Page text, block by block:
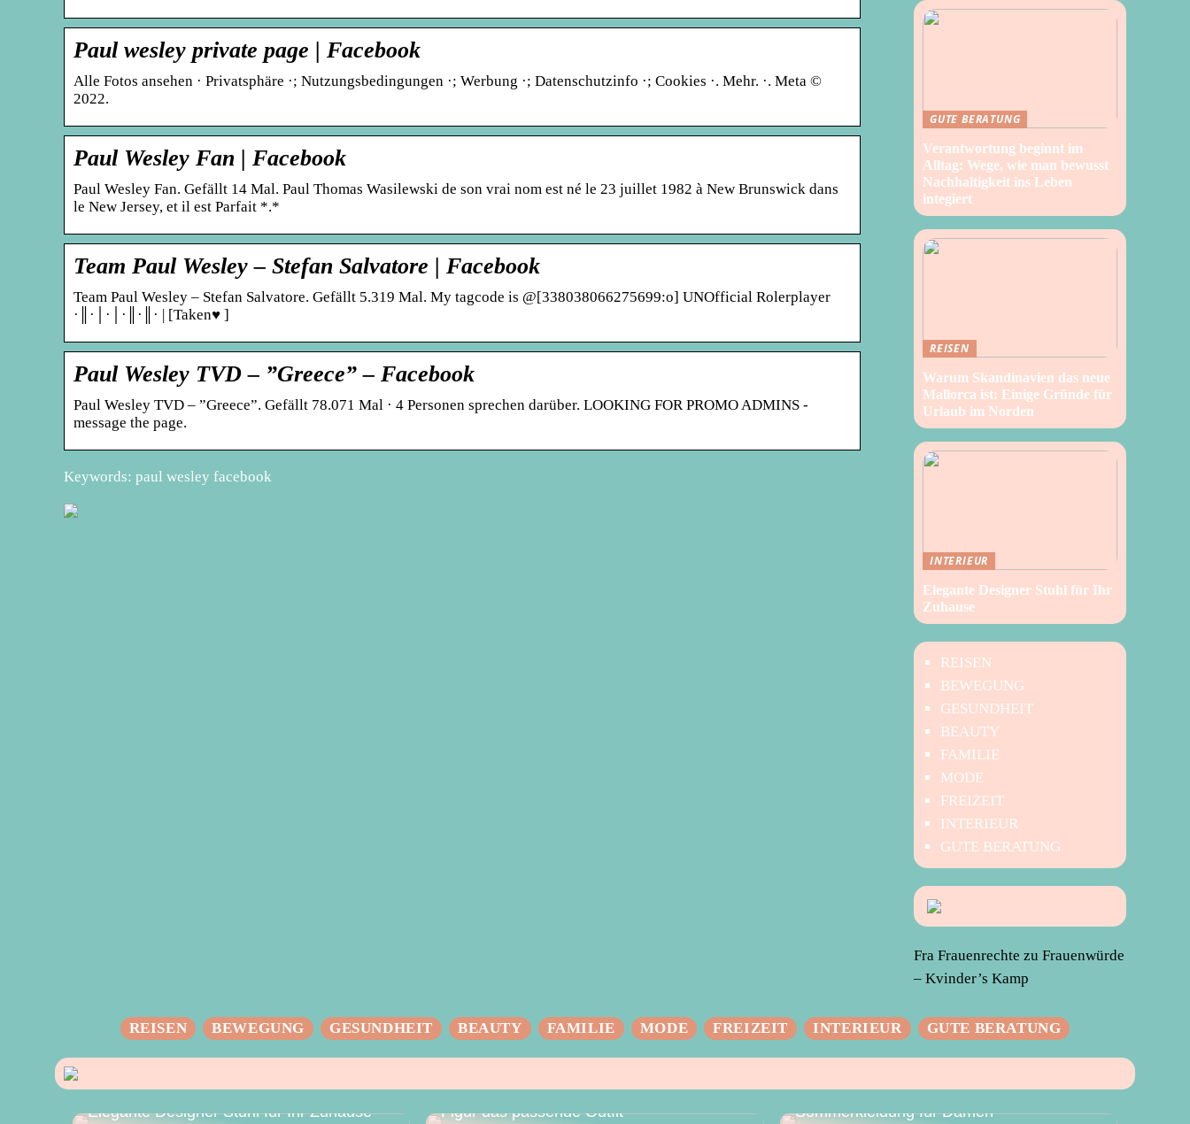
Paul wesley private page | Facebook
Alle Fotos ansehen · Privatsphäre ·; Nutzungsbedingungen ·; Werbung ·; Datenschutzinfo ·; Cookies ·. Mehr. ·. Meta ©
2022.
Paul Wesley Fan | Facebook
Paul Wesley Fan. Gefällt 14 Mal. Paul Thomas Wasilewski de son vrai nom est né le 23 juillet 1982 à New Brunswick dans
le New Jersey, et il est Parfait *.*
Team Paul Wesley – Stefan Salvatore | Facebook
Team Paul Wesley – Stefan Salvatore. Gefällt 5.319 Mal. My tagcode is @[338038066275699:o] UNOfficial Rolerplayer
·║·│·│·║·║· | [Taken♥ ]
Paul Wesley TVD – ”Greece” – Facebook
Paul Wesley TVD – ”Greece”. Gefällt 78.071 Mal · 4 Personen sprechen darüber. LOOKING FOR PROMO ADMINS -
message the page.
Keywords: paul wesley facebook
GUTE BERATUNG
Verantwortung beginnt im
Alltag: Wege, wie man bewusst
Nachhaltigkeit ins Leben
integiert
REISEN
Warum Skandinavien das neue
Mallorca ist: Einige Gründe für
Urlaub im Norden
INTERIEUR
Elegante Designer Stuhl für Ihr
Zuhause
REISEN
BEWEGUNG
GESUNDHEIT
BEAUTY
FAMILIE
MODE
FREIZEIT
INTERIEUR
GUTE BERATUNG
Fra Frauenrechte zu Frauenwürde
– Kvinder’s Kamp
REISEN BEWEGUNG GESUNDHEIT BEAUTY FAMILIE MODE FREIZEIT INTERIEUR GUTE BERATUNG
Elegante Designer Stuhl für Ihr Zuhause
Das perfekte Hochzeitskleid – für jede
Figur das passende Outfit
Der perfekte Sommer – Vielseitige
Sommerkleidung für Damen